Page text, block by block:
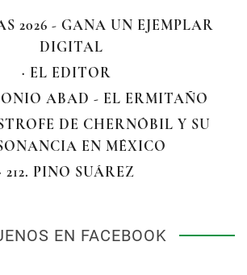
2026 - GANA UN EJEMPLAR
DIGITAL
· EL EDITOR
ABAD - EL ERMITAÑO
DE CHERNÓBIL Y SU
EN MÉXICO
212. PINO SUÁREZ
EN FACEBOOK